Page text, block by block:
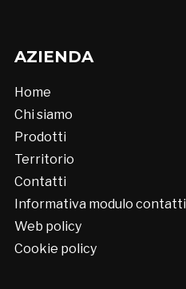
AZIENDA
Home
Chi siamo
Prodotti
Territorio
Contatti
Informativa modulo contatti
Web policy
Cookie policy